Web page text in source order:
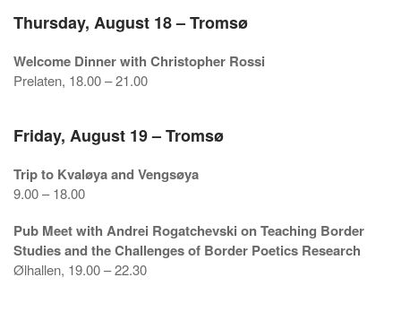
Thursday, August 18 – Tromsø
Welcome Dinner with Christopher Rossi
Prelaten, 18.00 – 21.00
Friday, August 19 – Tromsø
Trip to Kvaløya and Vengsøya
9.00 – 18.00
Pub Meet with Andrei Rogatchevski on Teaching Border
Studies and the Challenges of Border Poetics Research
Ølhallen, 19.00 – 22.30